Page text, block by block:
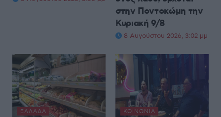
στην Ποντοκώμη την
Κυριακή 9/8
8 Αυγούστου 2026, 3:02 μμ
ΕΛΛΆΔΑ ΚΟΙΝΩΝΊΑ